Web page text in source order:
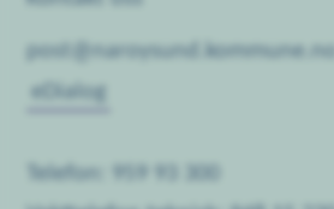
post@naroysund.kommune.no
eDialog
Telefon: 959 93 300